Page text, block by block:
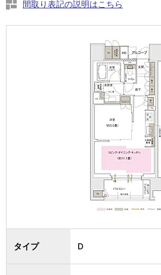
間取り表記の説明はこちら
タイプ D